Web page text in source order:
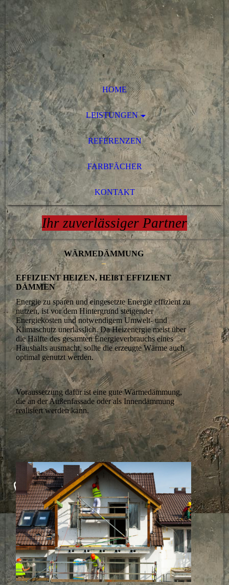
HOME
LEISTUNGEN
REFERENZEN
FARBFÄCHER
KONTAKT
Ihr zuverlässiger Partner
WÄRME­DÄMMUNG
–
EFFIZIENT HEIZEN, HEIßT EFFIZIENT
DÄMMEN
Energie zu sparen und eingesetzte Energie effizient zu
nutzen, ist vor dem Hintergrund steigender
Energiekosten und notwendigem Umwelt- und
Klimaschutz unerlässlich. Da Heizenergie meist über
die Hälfte des gesamten Energieverbrauchs eines
Haushalts ausmacht, sollte die erzeugte Wärme auch
optimal genutzt werden.
Voraussetzung dafür ist eine gute Wärmedämmung,
die an der Außenfassade oder als Innendämmung
realisiert werden kann.